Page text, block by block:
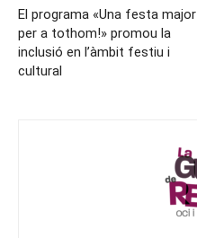
El programa «Una festa major
per a tothom!» promou la
inclusió en l’àmbit festiu i
cultural